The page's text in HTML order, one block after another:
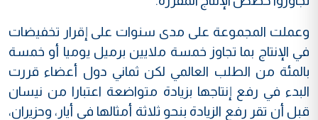
وعملت المجموعة على مدى سنوات على إقرار تخفيضات
في الإنتاج بما تجاوز خمسة ملايين برميل يوميا أو خمسة
بالمئة من الطلب العالمي لكن ثماني دول أعضاء قررت
البدء في رفع إنتاجها بزيادة متواضعة اعتبارا من نيسان
قبل أن تقر رفع الزيادة بنحو ثلاثة أمثالها في أيار، وحزيران،